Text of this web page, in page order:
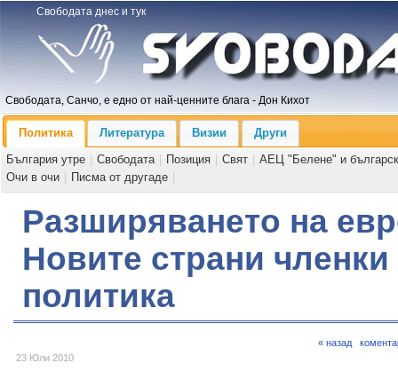
Свободата днес и тук
Свободата, Санчо, е едно от най-ценните блага - Дон Кихот
Политика Литература Визии
Други
България утре
Свободата Позиция Свят
АЕЦ "Белене" и
Очи в очи
Писма от другаде
Разширяването на
Новите страни
политика
23 Юли 2010
« назад